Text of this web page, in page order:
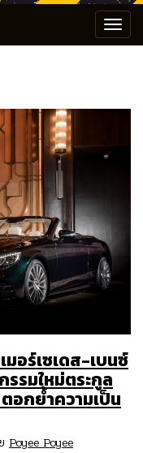
อร์เซเดส-เบนซ์
รรมใหม่ตระกูล
อกย้ำความเป็น
Poyee Poyee